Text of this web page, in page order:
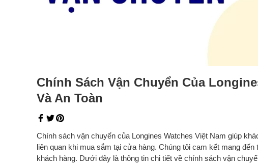
Chính Sách Vận Chuyển Của
Và An Toàn
Chính sách vận chuyển của Longines Watches Việt Nam giúp
liên quan khi mua sắm tại cửa hàng. Chúng tôi cam kết mang
khách hàng. Dưới đây là thông tin chi tiết về chính sách vận